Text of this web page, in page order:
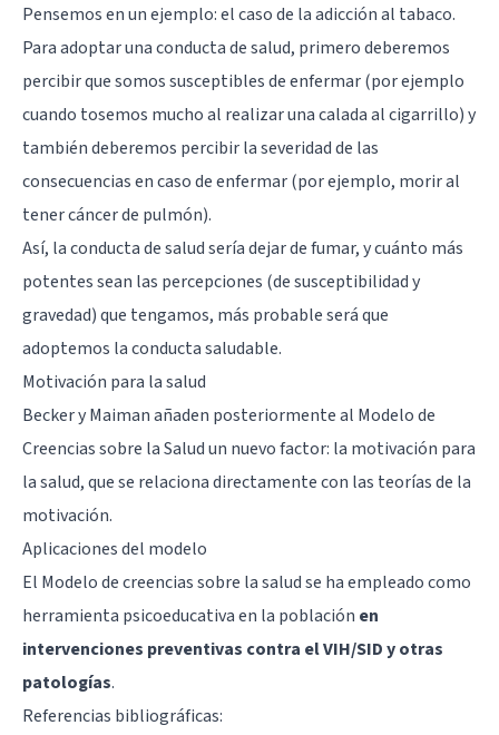
Pensemos en un ejemplo: el caso de la adicción al tabaco.
Para adoptar una conducta de salud, primero deberemos
percibir que somos susceptibles de enfermar (por ejemplo
cuando tosemos mucho al realizar una calada al cigarrillo) y
también deberemos percibir la severidad de las
consecuencias en caso de enfermar (por ejemplo, morir al
tener cáncer de pulmón).
Así, la conducta de salud sería dejar de fumar, y cuánto más
potentes sean las percepciones (de susceptibilidad y
gravedad) que tengamos, más probable será que
adoptemos la conducta saludable.
Motivación para la salud
Becker y Maiman añaden posteriormente al Modelo de
Creencias sobre la Salud un nuevo factor: la motivación para
la salud, que se relaciona directamente con las teorías de la
motivación.
Aplicaciones del modelo
El Modelo de creencias sobre la salud se ha empleado como
herramienta psicoeducativa en la población en
intervenciones preventivas contra el VIH/SID y otras
patologías.
Referencias bibliográficas: